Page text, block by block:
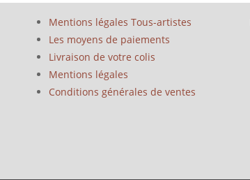
Mentions légales Tous-artistes
Les moyens de paiements
Livraison de votre colis
Mentions légales
Conditions générales de ventes